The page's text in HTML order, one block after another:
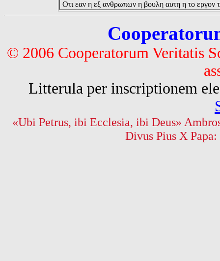
Οτι εαν η εξ ανθρωπων η βουλη αυτη η το εργον
© 2006 Cooperatorum Veritatis
Litterula per inscriptionem
«Ubi Petrus, ibi Ecclesia, ibi Deus»
Divus Pius X Papa: